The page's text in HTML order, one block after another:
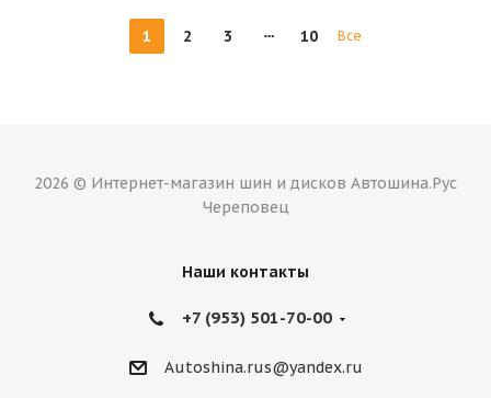
1 2 3 10 Все
2026 © Интернет-магазин шин и дисков Автошина.Рус
Череповец
Наши контакты
+7 (953) 501-70-00
Autoshina.rus@yandex.ru